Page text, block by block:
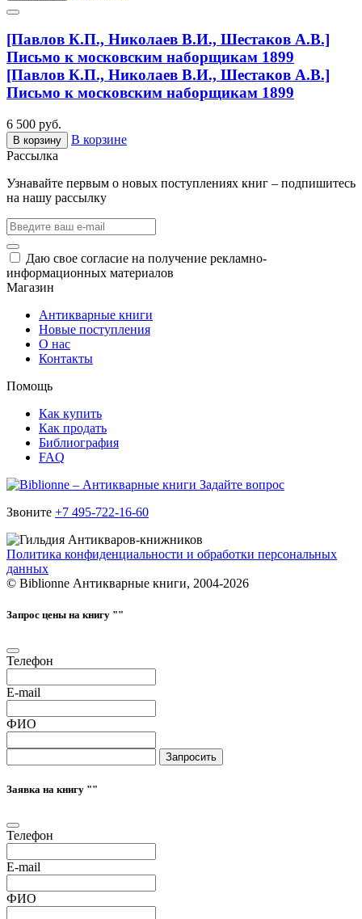
[Павлов К.П., Николаев В.И., Шестаков А.В.]
Письмо к московским наборщикам 1899
[Павлов К.П., Николаев В.И., Шестаков А.В.]
Письмо к московским наборщикам 1899
6 500 руб.
В корзину
В корзине
Рассылка
Узнавайте первым о новых поступлениях книг – подпишитесь
на нашу рассылку
Даю свое согласие на получение рекламно-
информационных материалов
Магазин
Антикварные книги
Новые поступления
О нас
Контакты
Помощь
Как купить
Как продать
Библиография
FAQ
Задайте вопрос
Звоните +7 495-722-16-60
Политика конфиденциальности и обработки персональных
данных
© Biblionne Антикварные книги, 2004-2026
Запрос цены на книгу ""
Телефон
E-mail
ФИО
Запросить
Заявка на книгу ""
Телефон
E-mail
ФИО